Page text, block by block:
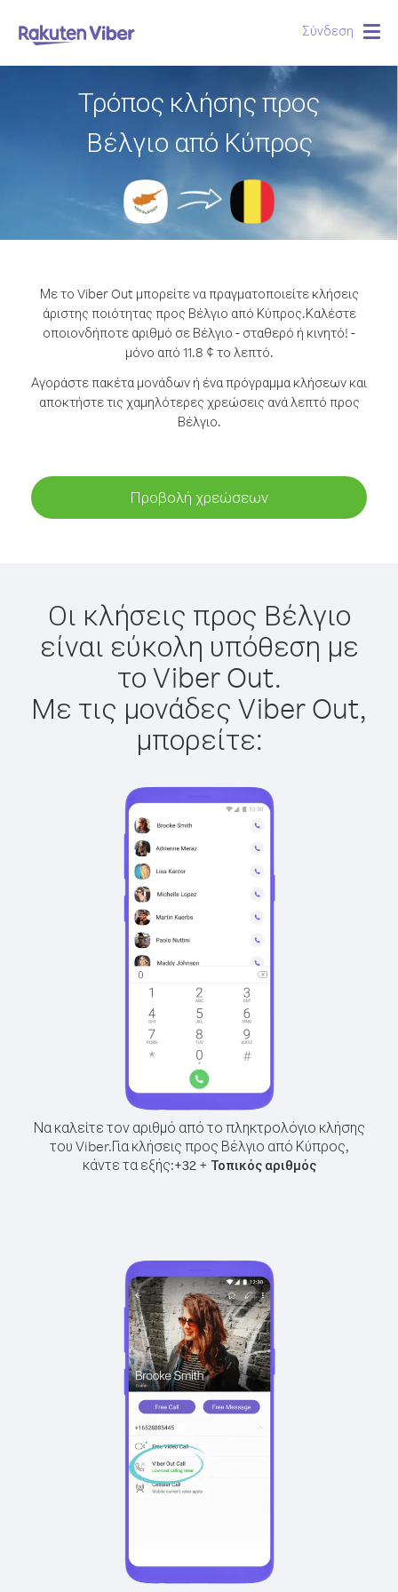
Σύνδεση
Τρόπος κλήσης προς
Βέλγιο από Κύπρος
Με το Viber Out μπορείτε να πραγματοποιείτε κλήσεις
άριστης ποιότητας προς Βέλγιο από Κύπρος.Καλέστε
οποιονδήποτε αριθμό σε Βέλγιο - σταθερό ή κινητό! -
μόνο από 11.8 ¢ το λεπτό.
Αγοράστε πακέτα μονάδων ή ένα πρόγραμμα κλήσεων και
αποκτήστε τις χαμηλότερες χρεώσεις ανά λεπτό προς
Βέλγιο.
Προβολή χρεώσεων
Οι κλήσεις προς Βέλγιο
είναι εύκολη υπόθεση με
το Viber Out.
Με τις μονάδες Viber Out,
μπορείτε:
Να καλείτε τον αριθμό από το πληκτρολόγιο κλήσης
του Viber.Για κλήσεις προς Βέλγιο από Κύπρος,
κάντε τα εξής:+32+ Τοπικός αριθμός